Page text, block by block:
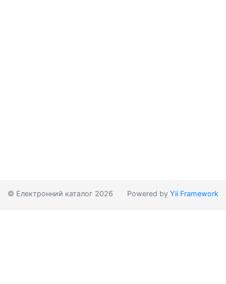
© Електронний каталог 2026 Powered by Yii Framework